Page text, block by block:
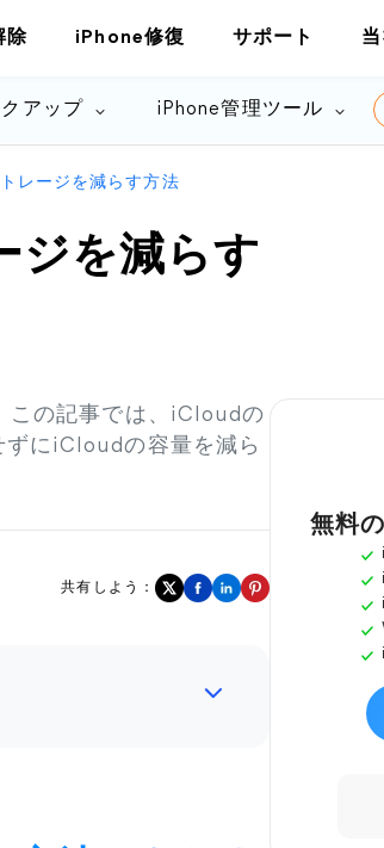
除 iPhone修復 サポート
アップ iPhone管理ツール
レージを減らす方法
ジを減らす
この記事では、iCloudの
にiCloudの容量を減ら
共有しよう：
無料